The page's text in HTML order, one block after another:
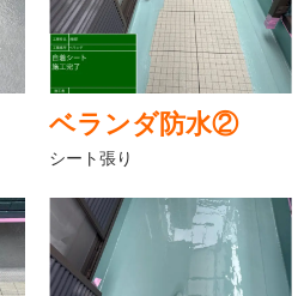
ベランダ防水②
シート張り